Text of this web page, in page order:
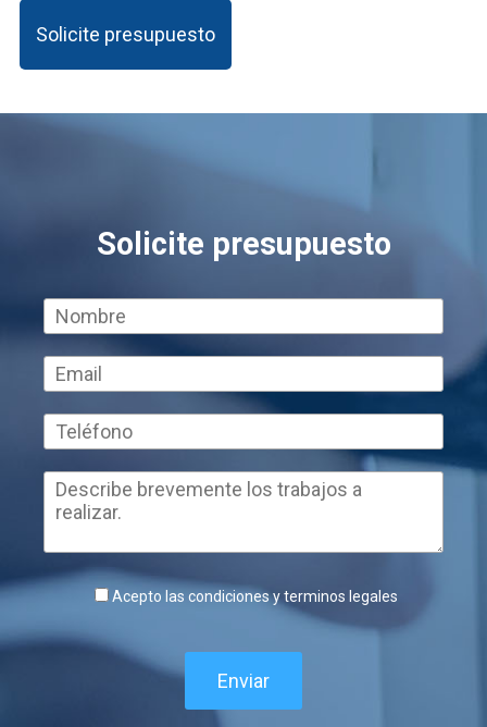
Solicite presupuesto
Solicite presupuesto
Acepto las condiciones y terminos legales
Enviar